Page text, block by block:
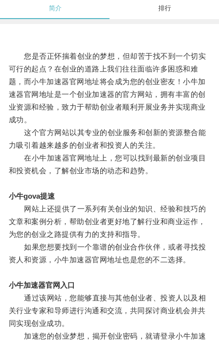
简介 排行
您是否正怀揣着创业的梦想，但却苦于找不到一个切实
可行的起点？在创业的道路上我们往往面临许多困惑和难
题，而小牛加速器官网地址将会成为您的创业密友！小牛加
速器官网地址是一个创业加速器的官方网站，拥有丰富的创
业资源和经验，致力于帮助创业者顺利开展业务并实现商业
成功。
这个官方网站以其专业的创业服务和创新的资源整合能
力吸引着越来越多的创业者和投资人的关注。
在小牛加速器官网地址上，您可以找到最新的创业项目
和投资机会，了解创业市场的动态和趋势。
小牛gova提速
网站上还提供了一系列有关创业的知识、经验和技巧的
文章和案例分析，帮助创业者更好地了解行业和商业运作，
为您的创业之路提供有力的支持和指导。
如果您想要找到一个靠谱的创业合作伙伴，或者寻找投
资人和资源，小牛加速器官网地址也是您的不二选择。
小牛加速器官网入口
通过该网站，您能够直接与其他创业者、投资人以及相
关行业专家和导师进行沟通和交流，共同探讨商业机会并共
同实现创业成功。
加速您的创业梦想，揭开创业密码，就请登录小牛加速